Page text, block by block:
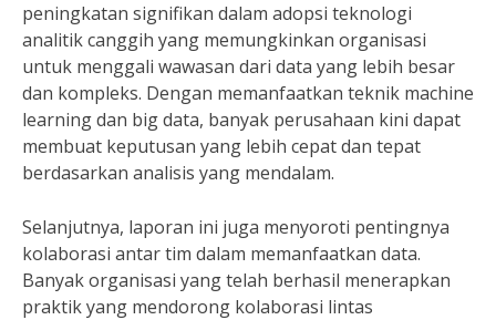
peningkatan signifikan dalam adopsi teknologi
analitik canggih yang memungkinkan organisasi
untuk menggali wawasan dari data yang lebih besar
dan kompleks. Dengan memanfaatkan teknik machine
learning dan big data, banyak perusahaan kini dapat
membuat keputusan yang lebih cepat dan tepat
berdasarkan analisis yang mendalam.
Selanjutnya, laporan ini juga menyoroti pentingnya
kolaborasi antar tim dalam memanfaatkan data.
Banyak organisasi yang telah berhasil menerapkan
praktik yang mendorong kolaborasi lintas